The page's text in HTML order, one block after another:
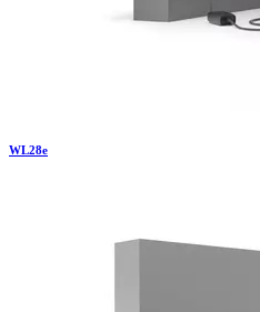
WL28e